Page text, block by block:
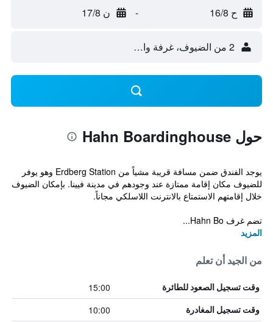
ح 16/8 - ن 17/8
2 من الضيوف، غرفة واحدة
حول Hahn Boardinghouse
يوجد الفندق ضمن مسافة قريبة مشياً من Erdberg Station وهو يوفر
للضيوف مكان إقامة ممتازة عند وجودهم في مدينة فيينا. بإمكان الضيوف
خلال إقامتهم الاستمتاع بالانترنت اللاسلكي مجاناً.
تضم غرف Hahn Bo...
المزيد
من الجيد أن تعلم
وقت تسجيل الصعود للطائرة 15:00
وقت تسجيل المغادرة 10:00